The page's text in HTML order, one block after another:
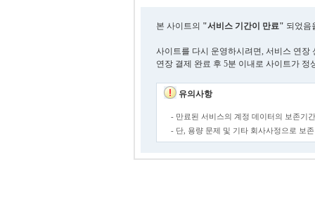
본 사이트의 "서비스 기간이 만료" 되었음
사이트를 다시 운영하시려면, 서비스 연장
연장 결제 완료 후 5분 이내로 사이트가 정
유의사항
- 만료된 서비스의 계정 데이터의 보존기
- 단, 용량 문제 및 기타 회사사정으로 보